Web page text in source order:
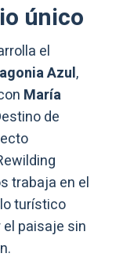
único
el
Azul,
María
de
trabaja en el
turístico
paisaje sin